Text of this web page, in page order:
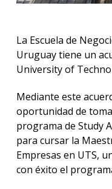
La Escuela de
Uruguay tiene un
University of
Mediante este
oportunidad de
programa de Study
para cursar la
Empresas en UTS,
con éxito el